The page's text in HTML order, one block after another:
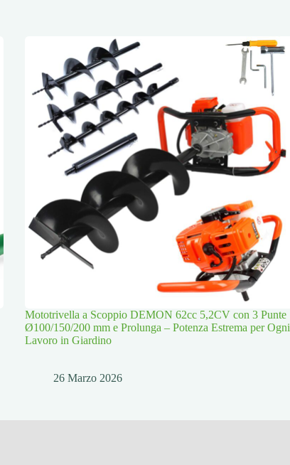
Mototrivella a Scoppio DEMON 62cc 5,2CV con 3 Punte
Ø100/150/200 mm e Prolunga – Potenza Estrema per Ogni
Lavoro in Giardino
26 Marzo 2026